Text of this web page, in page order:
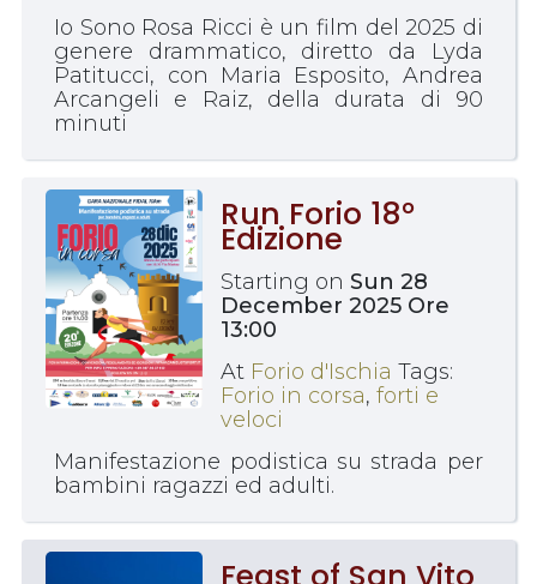
Io Sono Rosa Ricci è un film del 2025 di
genere drammatico, diretto da Lyda
Patitucci, con Maria Esposito, Andrea
Arcangeli e Raiz, della durata di 90
minuti
Run Forio 18°
Edizione
Starting on Sun 28
December 2025 Ore
13:00
At Forio d'Ischia Tags:
Forio in corsa, forti e
veloci
Manifestazione podistica su strada per
bambini ragazzi ed adulti.